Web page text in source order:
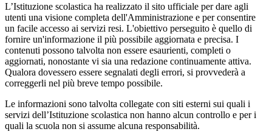
L’Istituzione scolastica ha realizzato il sito ufficiale per dare agli
utenti una visione completa dell'Amministrazione e per consentire
un facile accesso ai servizi resi. L'obiettivo perseguito è quello di
fornire un'informazione il più possibile aggiornata e precisa. I
contenuti possono talvolta non essere esaurienti, completi o
aggiornati, nonostante vi sia una redazione continuamente attiva.
Qualora dovessero essere segnalati degli errori, si provvederà a
correggerli nel più breve tempo possibile.
Le informazioni sono talvolta collegate con siti esterni sui quali i
servizi dell’Istituzione scolastica non hanno alcun controllo e per i
quali la scuola non si assume alcuna responsabilità.